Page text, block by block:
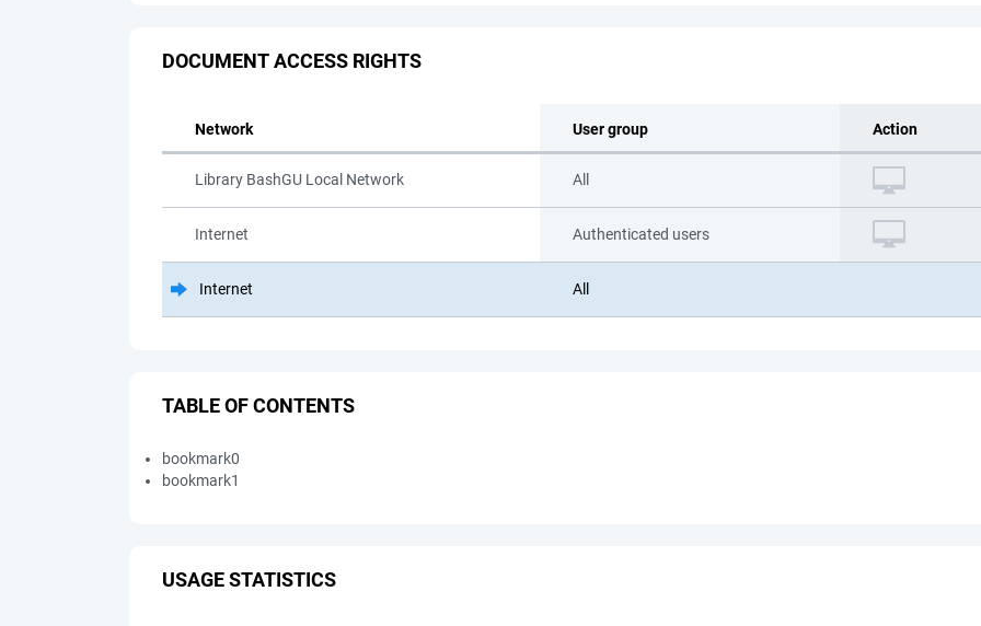
DOCUMENT ACCESS RIGHTS
Network User group Action
Library BashGU Local Network All
Internet Authenticated users
Internet All
TABLE OF CONTENTS
bookmark0
bookmark1
USAGE STATISTICS